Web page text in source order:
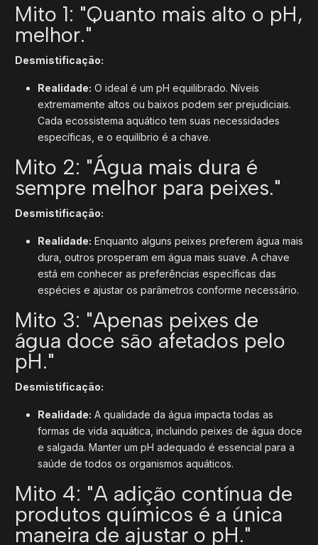
Mito 1: "Quanto mais alto o pH,
melhor."
Desmistificação:
Realidade: O ideal é um pH equilibrado. Níveis
extremamente altos ou baixos podem ser prejudiciais.
Cada ecossistema aquático tem suas necessidades
específicas, e o equilíbrio é a chave.
Mito 2: "Água mais dura é
sempre melhor para peixes."
Desmistificação:
Realidade: Enquanto alguns peixes preferem água mais
dura, outros prosperam em água mais suave. A chave
está em conhecer as preferências específicas das
espécies e ajustar os parâmetros conforme necessário.
Mito 3: "Apenas peixes de
água doce são afetados pelo
pH."
Desmistificação:
Realidade: A qualidade da água impacta todas as
formas de vida aquática, incluindo peixes de água doce
e salgada. Manter um pH adequado é essencial para a
saúde de todos os organismos aquáticos.
Mito 4: "A adição contínua de
produtos químicos é a única
maneira de ajustar o pH."